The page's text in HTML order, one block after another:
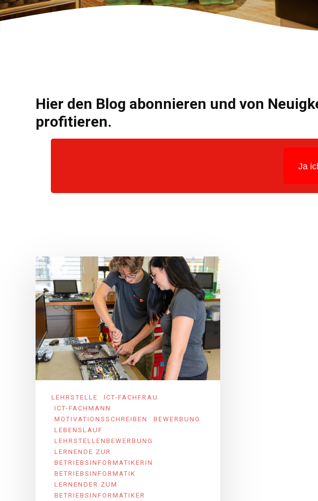
Hier den Blog abonnieren und von
profitieren.
Ja
LEHRSTELLE
ICT-FACHFRAU
ICT-FACHMANN
MOTIVATIONSSCHREIBEN
BEWERBUNG
LEBENSLAUF
LEHRSTELLENBEWERBUNG
LERNENDE ZUR
BETRIEBSINFORMATIKERIN
BETRIEBSINFORMATIK
LERNENDER ZUM
BETRIEBSINFORMATIKER